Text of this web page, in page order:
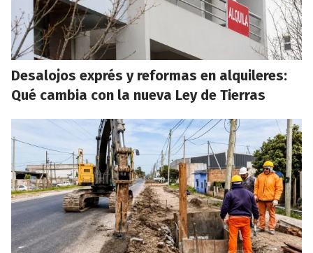
Desalojos exprés y reformas en alquileres:
Qué cambia con la nueva Ley de Tierras